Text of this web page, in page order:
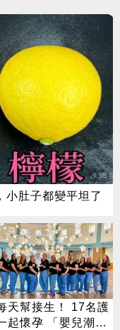
小肚子都變平坦了
天幫接生！ 17名護
起懷孕 「嬰兒潮」